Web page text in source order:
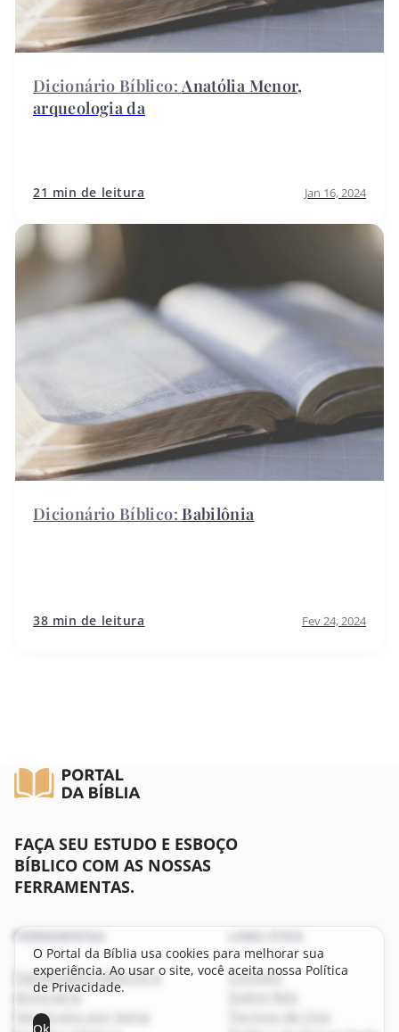
Anatólia Menor,
arqueologia da
21 min de leitura Jan 16, 2024
Babilônia
38 min de leitura Fev 24, 2024
FAÇA SEU ESTUDO E ESBOÇO
BÍBLICO COM AS NOSSAS
FERRAMENTAS.
FERRAMENTAS
Significados bíblicos e
dicionário
Versículos por tema
LINKS ÚTEIS
Contato
Termos de Uso
O Portal da Bíblia usa cookies para melhorar sua
experiência. Ao usar o site, você aceita nossa Política
de Privacidade.